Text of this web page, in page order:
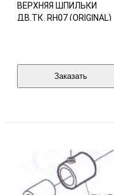
ВЕРХНЯЯ ШПИЛЬКИ
ДВ.ТК. RH07 (ORIGINAL)
Заказать